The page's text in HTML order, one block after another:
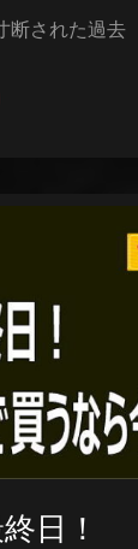
断された過去
日！